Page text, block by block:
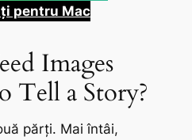
pentru Mac
Images
Tell a Story?
părți. Mai întâi,